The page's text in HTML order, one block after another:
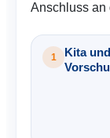
Anschluss an
1
Kita und